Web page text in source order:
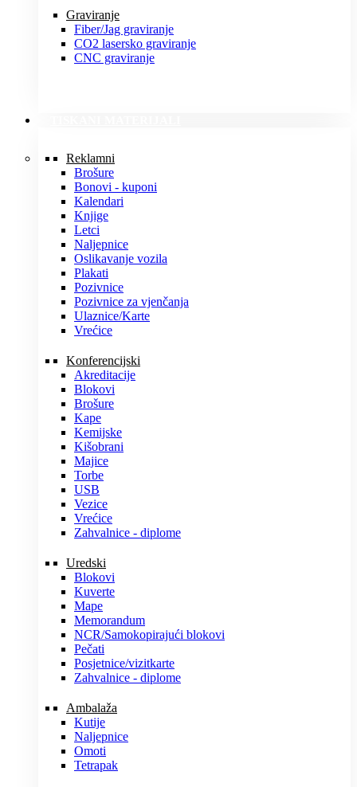
Graviranje
Fiber/Jag graviranje
CO2 lasersko graviranje
CNC graviranje
Reklamni
Brošure
Bonovi - kuponi
Kalendari
Knjige
Letci
Naljepnice
Oslikavanje vozila
Plakati
Pozivnice
Pozivnice za vjenčanja
Ulaznice/Karte
Vrećice
Konferencijski
Akreditacije
Blokovi
Brošure
Kape
Kemijske
Kišobrani
Majice
Torbe
USB
Vezice
Vrećice
Zahvalnice - diplome
Uredski
Blokovi
Kuverte
Mape
Memorandum
NCR/Samokopirajući blokovi
Pečati
Posjetnice/vizitkarte
Zahvalnice - diplome
Ambalaža
Kutije
Naljepnice
Omoti
Tetrapak